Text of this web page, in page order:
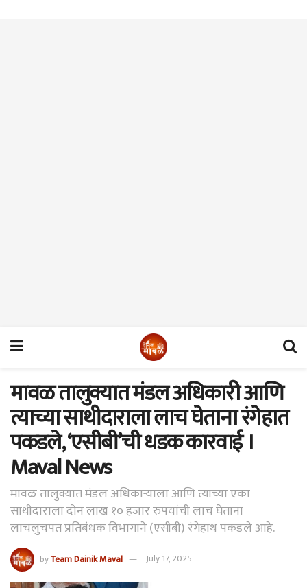
मावळ तालुक्यात मंडल अधिकारी आणि
त्याच्या साथीदाराला लाच घेताना रंगेहात
पकडले, ‘एसीबी’ची धडक कारवाई ।
Maval News
मावळ तालुक्यात मंडल अधिकाऱ्याला आणि त्याच्या एका
साथीदाराला दोन लाख १० हजार रुपयांची लाच घेताना
लाचलुचपत प्रतिबंधक विभागाने (एसीबी) रंगेहाथ पकडले आहे.
byTeam Dainik Maval July 17, 2025